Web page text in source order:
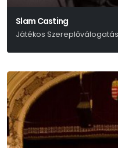
Slam Casting
Játékos